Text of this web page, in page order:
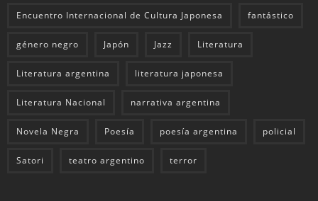
Encuentro Internacional de Cultura Japonesa fantástico
género negro Japón Jazz Literatura
Literatura argentina literatura japonesa
Literatura Nacional narrativa argentina
Novela Negra Poesía poesía argentina policial
Satori teatro argentino terror